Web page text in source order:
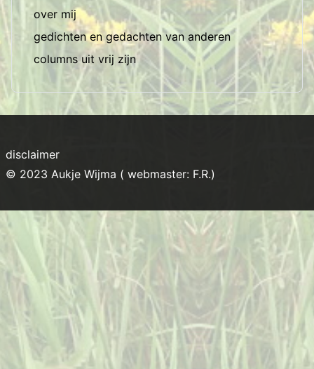
over mij
gedichten en gedachten van anderen
columns uit vrij zijn
disclaimer
© 2023 Aukje Wijma ( webmaster: F.R.)